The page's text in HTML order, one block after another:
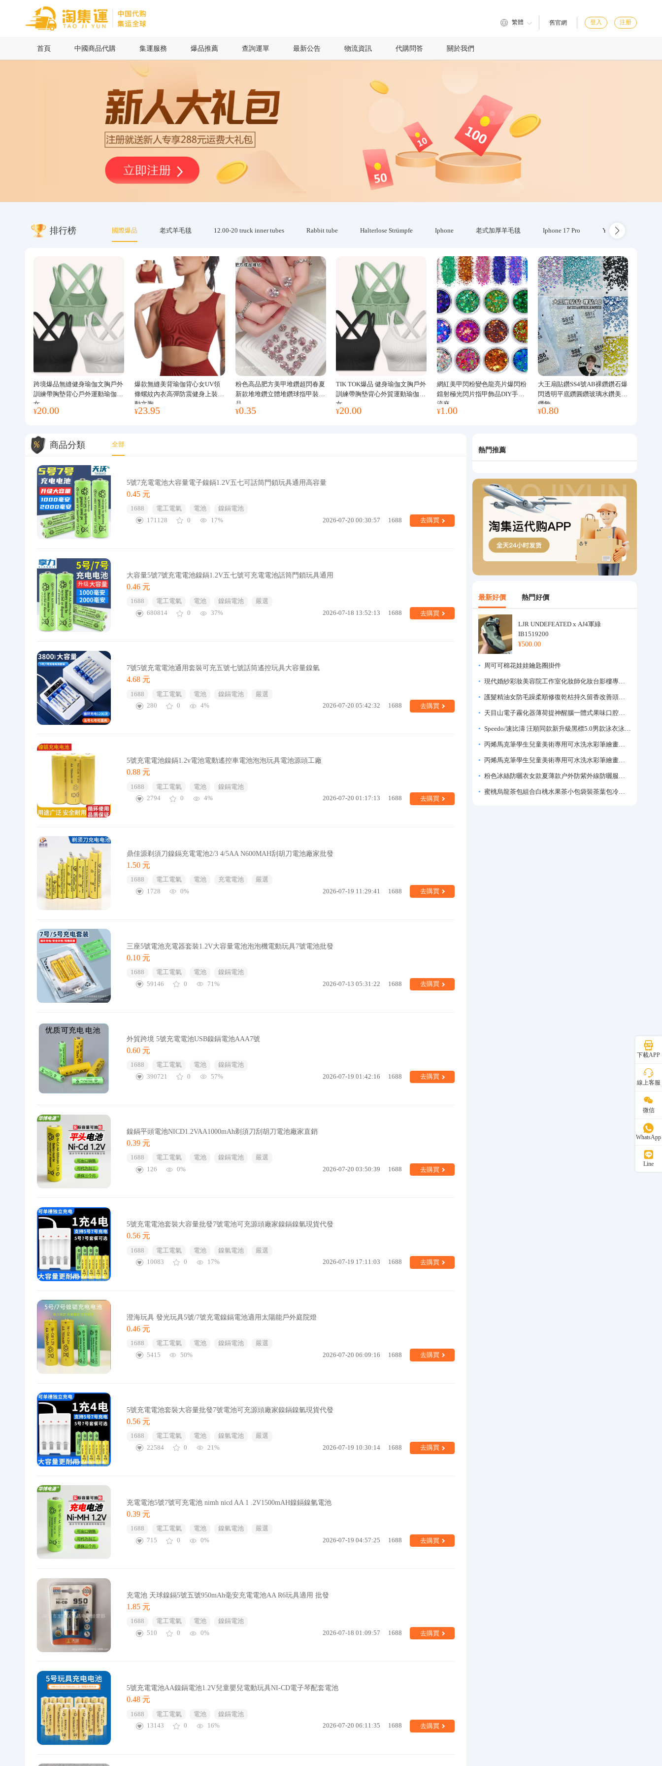
繁體 舊官網 登入 注册
首頁 中國商品代購 集運服務 爆品推薦 查詢運單 最新公告 物流資訊 代購問答 關於我們
排行榜 國際爆品 老式羊毛毯 12.00-20 truck inner tubes Rabbit tube Halterlose Strümpfe Iphone 老式加厚羊毛毯 Iphone 17 Pro Yubikey
跨境爆品無縫健身瑜伽文胸戶外
訓練帶胸墊背心戶外運動瑜伽服
女
¥20.00
爆款無縫美背瑜伽背心女UV領
條螺紋內衣高彈防震健身上裝運
動文胸
¥23.95
粉色高品肥方美甲堆鑽超閃春夏
新款堆堆鑽立體堆鑽球指甲裝飾
品
¥0.35
TIK TOK爆品 健身瑜伽文胸戶外
訓練帶胸墊背心外貿運動瑜伽服
女
¥20.00
網紅美甲閃粉變色龍亮片爆閃粉
鐳射極光閃片指甲飾品DIY手工
流麻
¥1.00
大王扇貼鑽SS4號AB裸鑽鑽石爆
閃透明平底鑽圓鑽玻璃水鑽美甲
鑽飾
¥0.80
商品分類 全部
5號7充電電池大容量電子鎳鎘1.2V五七可話筒門鎖玩具通用高容量
0.45 元
1688 電工電氣 電池
鎳鎘電池
171128
0 17% 2026-07-20 00:30:57 1688 去購買
大容量5號7號充電電池鎳鎘1.2V五七號可充電電池話筒門鎖玩具通用
0.46 元
1688 電工電氣 電池 鎳鎘電池
嚴選
680814
0 37% 2026-07-18 13:52:13 1688 去購買
7號5號充電電池通用套裝可充五號七號話筒遙控玩具大容量鎳氫
4.68 元
1688 電工電氣 電池 鎳鎘電池
嚴選
280
0 4% 2026-07-20 05:42:32 1688 去購買
5號充電電池鎳鎘1.2v電池電動遙控車電池泡泡玩具電池源頭工廠
0.88 元
1688 電工電氣 電池
鎳鎘電池
2794
0 4% 2026-07-20 01:17:13 1688 去購買
鼎佳源剃須刀鎳鎘充電電池2/3 4/5AA N600MAH刮胡刀電池廠家批發
1.50 元
1688 電工電氣 電池 充電電池
嚴選
1728
0% 2026-07-19 11:29:41 1688 去購買
三座5號電池充電器套裝1.2V大容量電池泡泡機電動玩具7號電池批發
0.10 元
1688 電工電氣 電池
鎳鎘電池
59146
0 71% 2026-07-13 05:31:22 1688 去購買
外貿跨境 5號充電電池USB鎳鎘電池AAA7號
0.60 元
1688 電工電氣 電池
鎳鎘電池
390721
0 57% 2026-07-19 01:42:16 1688 去購買
鎳鎘平頭電池NICD1.2VAA1000mAh剃須刀刮胡刀電池廠家直銷
0.39 元
1688 電工電氣 電池 鎳鎘電池
嚴選
126
0% 2026-07-20 03:50:39 1688 去購買
5號充電電池套裝大容量批發7號電池可充源頭廠家鎳鎘鎳氫現貨代發
0.56 元
1688 電工電氣 電池 鎳氫電池
嚴選
10083
0 17% 2026-07-19 17:11:03 1688 去購買
澄海玩具 發光玩具5號/7號充電鎳鎘電池適用太陽能戶外庭院燈
0.46 元
1688 電工電氣 電池 鎳鎘電池
嚴選
5415
50% 2026-07-20 06:09:16 1688 去購買
5號充電電池套裝大容量批發7號電池可充源頭廠家鎳鎘鎳氫現貨代發
0.56 元
1688 電工電氣 電池 鎳氫電池
嚴選
22584
0 21% 2026-07-19 10:30:14 1688 去購買
充電電池5號7號可充電池 nimh nicd AA 1 .2V1500mAH鎳鎘鎳氫電池
0.39 元
1688 電工電氣 電池 鎳氫電池
嚴選
715
0 0% 2026-07-19 04:57:25 1688 去購買
充電池 天球鎳鎘5號五號950mAh毫安充電電池AA R6玩具適用 批發
1.85 元
1688 電工電氣 電池
鎳鎘電池
510
0 0% 2026-07-18 01:09:57 1688 去購買
5號充電電池AA鎳鎘電池1.2V兒童嬰兒電動玩具NI-CD電子琴配套電池
0.48 元
1688 電工電氣 電池
鎳鎘電池
13143
0 16% 2026-07-20 06:11:35 1688 去購買
熱門推薦
最新好價 熱門好價
LJR UNDEFEATED x AJ4軍綠
IB1519200
¥500.00
周可可棉花娃娃鑰匙圈掛件
現代婚紗彩妝美容院工作室化妝師化妝台影樓專業化妝師專用梳妝台
護髮精油女防毛躁柔順修復乾枯持久留香改善頭髮毛躁柔順劑神器
天目山電子霧化器薄荷提神醒腦一體式果味口腔噴霧吸入式戒煙神器
Speedo/速比濤 汪順同款新升級黑標5.0男款泳衣泳褲溫泉游泳套裝
丙烯馬克筆學生兒童美術專用可水洗水彩筆繪畫彩色塗鴉畫筆不透色可疊色防水手繪diy丙烯顏料筆水性填色筆
丙烯馬克筆學生兒童美術專用可水洗水彩筆繪畫彩色塗鴉畫筆不透色可疊色防水手繪diy丙烯顏料筆水性填色筆
粉色冰絲防曬衣女款夏薄款户外防紫外線防曬服修身緊身短外套上衣
蜜桃烏龍茶包組合白桃水果茶小包袋裝茶葉包冷泡茶泡水喝的東西
下載APP
線上客服
微信
WhatsApp
Line